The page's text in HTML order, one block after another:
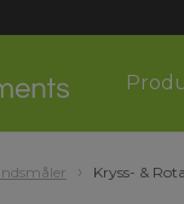
Kryss- &